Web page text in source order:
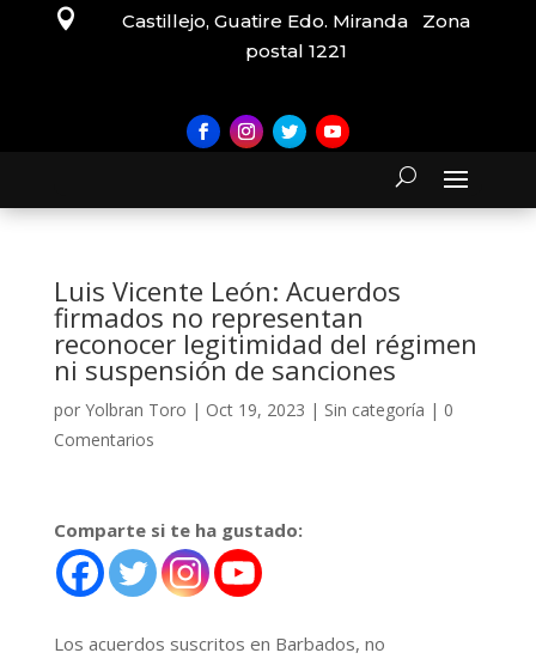

Castillejo, Guatire Edo. Miranda Zona
postal 1221
Luis Vicente León: Acuerdos
firmados no representan
reconocer legitimidad del régimen
ni suspensión de sanciones
por Yolbran Toro | Oct 19, 2023 | Sin categoría | 0
Comentarios
Comparte si te ha gustado:
Los acuerdos suscritos en Barbados, no